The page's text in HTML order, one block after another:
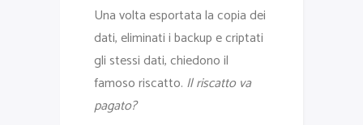
Una volta esportata la copia dei
dati, eliminati i backup e criptati
gli stessi dati, chiedono il
famoso riscatto. Il riscatto va
pagato?